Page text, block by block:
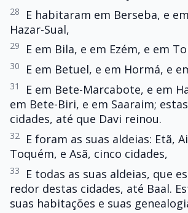
28
E habitaram em Berseba, e
Hazar-Sual,
29 E em Bila, e em Ezém, e em
30 E em Betuel, e em Hormá, e
31
E em Bete-Marcabote, e em
em Bete-Biri, e em Saaraim;
cidades, até que Davi reinou.
32
E foram as suas aldeias: Etã,
Toquém, e Asã, cinco cidades,
33
E todas as suas aldeias, que
redor destas cidades, até Baal.
suas habitações e suas